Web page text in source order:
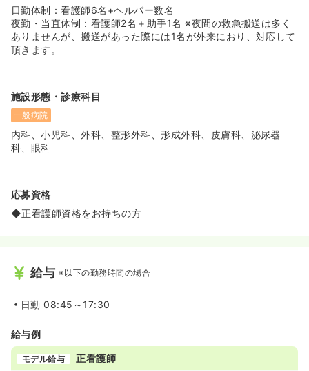
日勤体制：看護師6名+ヘルパー数名
夜勤・当直体制：看護師2名＋助手1名 ※夜間の救急搬送は多く
ありませんが、搬送があった際には1名が外来におり、対応して
頂きます。
施設形態・診療科目
一般病院
内科、小児科、外科、整形外科、形成外科、皮膚科、泌尿器
科、眼科
応募資格
◆正看護師資格をお持ちの方
給与 ※以下の勤務時間の場合
日勤 08:45～17:30
給与例
モデル給与 正看護師